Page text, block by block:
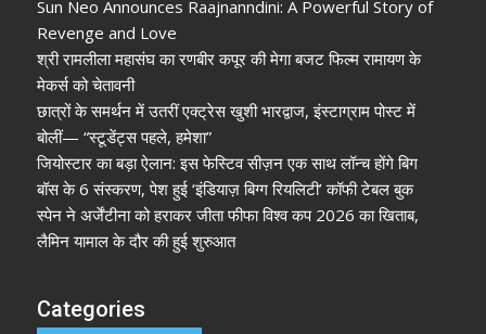
Sun Neo Announces Raajnanndini: A Powerful Story of
Revenge and Love
श्री रामलीला महासंघ का रणबीर कपूर की मेगा बजट फिल्म रामायण के
मेकर्स को चेतावनी
छात्रों के समर्थन में उतरीं एक्ट्रेस खुशी भारद्वाज, इंस्टाग्राम पोस्ट में
बोलीं— “स्टूडेंट्स पहले, हमेशा”
जियोस्टार का बड़ा ऐलान: इस फेस्टिव सीज़न एक साथ लॉन्च होंगे बिग
बॉस के 6 संस्करण, पेश हुई ‘इंडियाज़ बिग्ग रियलिटी’ कॉफी टेबल बुक
स्पेन ने अर्जेंटीना को हराकर जीता फीफा विश्व कप 2026 का खिताब,
लैमिन यामाल के दौर की हुई शुरुआत
Categories